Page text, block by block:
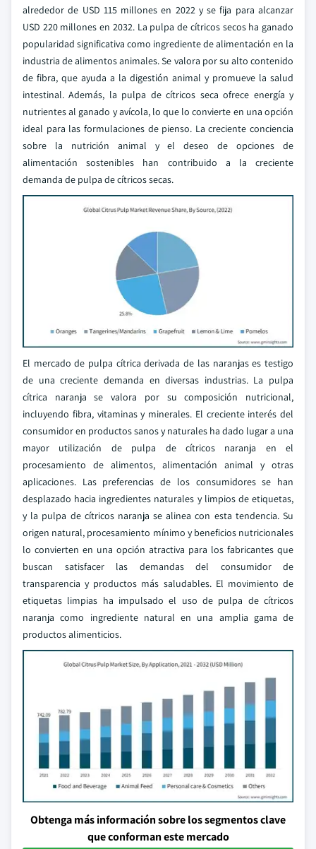
alrededor de USD 115 millones en 2022 y se fija para alcanzar
USD 220 millones en 2032. La pulpa de cítricos secos ha ganado
popularidad significativa como ingrediente de alimentación en la
industria de alimentos animales. Se valora por su alto contenido
de fibra, que ayuda a la digestión animal y promueve la salud
intestinal. Además, la pulpa de cítricos seca ofrece energía y
nutrientes al ganado y avícola, lo que lo convierte en una opción
ideal para las formulaciones de pienso. La creciente conciencia
sobre la nutrición animal y el deseo de opciones de
alimentación sostenibles han contribuido a la creciente
demanda de pulpa de cítricos secas.
El mercado de pulpa cítrica derivada de las naranjas es testigo
de una creciente demanda en diversas industrias. La pulpa
cítrica naranja se valora por su composición nutricional,
incluyendo fibra, vitaminas y minerales. El creciente interés del
consumidor en productos sanos y naturales ha dado lugar a una
mayor utilización de pulpa de cítricos naranja en el
procesamiento de alimentos, alimentación animal y otras
aplicaciones. Las preferencias de los consumidores se han
desplazado hacia ingredientes naturales y limpios de etiquetas,
y la pulpa de cítricos naranja se alinea con esta tendencia. Su
origen natural, procesamiento mínimo y beneficios nutricionales
lo convierten en una opción atractiva para los fabricantes que
buscan satisfacer las demandas del consumidor de
transparencia y productos más saludables. El movimiento de
etiquetas limpias ha impulsado el uso de pulpa de cítricos
naranja como ingrediente natural en una amplia gama de
productos alimenticios.
Obtenga más información sobre los segmentos clave
que conforman este mercado